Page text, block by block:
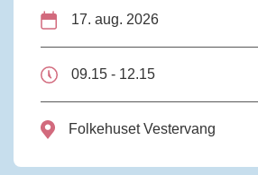
17. aug. 2026
09.15 - 12.15
Folkehuset Vestervang